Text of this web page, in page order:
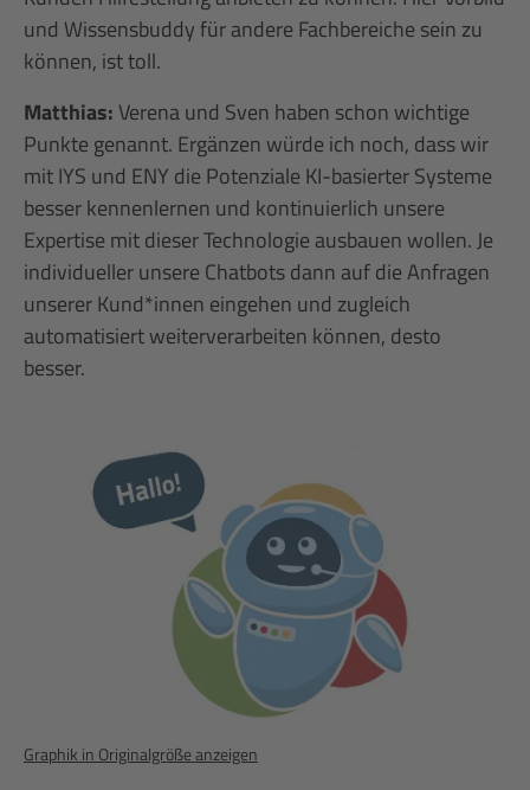
und Wissensbuddy für andere Fachbereiche sein zu
können, ist toll.
Matthias:Verena und Sven haben schon wichtige
Punkte genannt. Ergänzen würde ich noch, dass wir
mit IYS und ENY die Potenziale KI-basierter Systeme
besser kennenlernen und kontinuierlich unsere
Expertise mit dieser Technologie ausbauen wollen. Je
individueller unsere Chatbots dann auf die Anfragen
unserer Kund*innen eingehen und zugleich
automatisiert weiterverarbeiten können, desto
besser.
Graphik in Originalgröße anzeigen